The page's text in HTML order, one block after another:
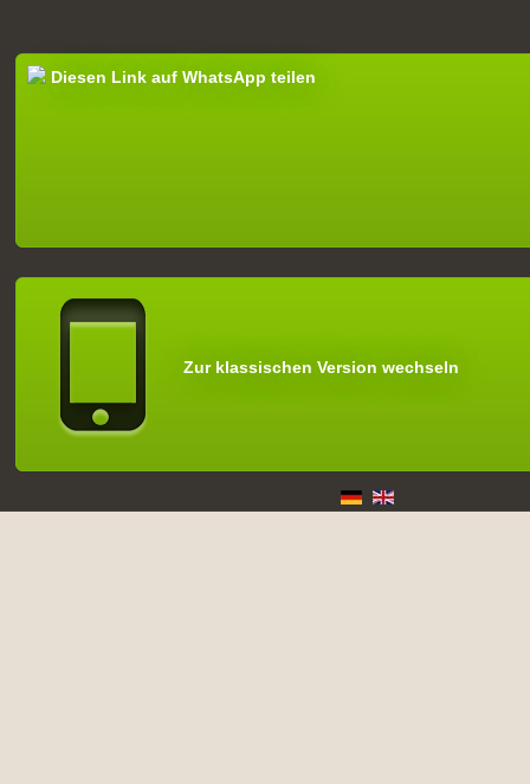
Diesen Link auf WhatsApp teilen
Zur klassischen Version wechseln